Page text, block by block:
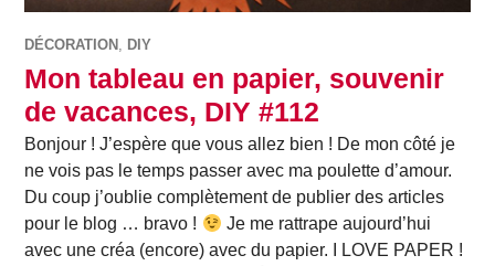
DÉCORATION , DIY
Mon tableau en papier, souvenir
de vacances, DIY #112
Bonjour ! J’espère que vous allez bien ! De mon côté je
ne vois pas le temps passer avec ma poulette d’amour.
Du coup j’oublie complètement de publier des articles
pour le blog … bravo !
Je me rattrape aujourd’hui
avec une créa (encore) avec du papier. I LOVE PAPER !